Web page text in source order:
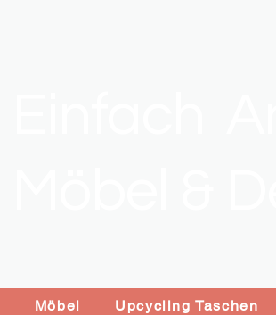
Möbel &
Möbel Upcycling Taschen